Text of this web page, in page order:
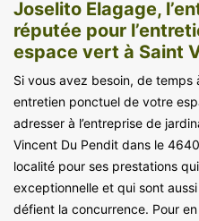
Joselito Elagage,
réputée pour
espace vert à Saint
Si vous avez besoin, de
entretien ponctuel de votre
adresser à l’entreprise de
Vincent Du Pendit dans le
localité pour ses prestations
exceptionnelle et qui sont
défient la concurrence. Pour